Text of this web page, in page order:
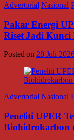
Advertorial Nasional
Pakar Energi
Riset Jadi Kunci
Posted on 28 Juli 2026
Advertorial Nasional
Peneliti UPER
Biohidrokarbon